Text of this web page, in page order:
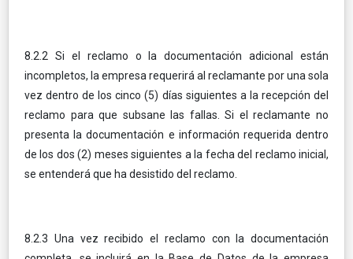
8.2.2 Si el reclamo o la documentación adicional están
incompletos, la empresa requerirá al reclamante por una sola
vez dentro de los cinco (5) días siguientes a la recepción del
reclamo para que subsane las fallas. Si el reclamante no
presenta la documentación e información requerida dentro
de los dos (2) meses siguientes a la fecha del reclamo inicial,
se entenderá que ha desistido del reclamo.
8.2.3 Una vez recibido el reclamo con la documentación